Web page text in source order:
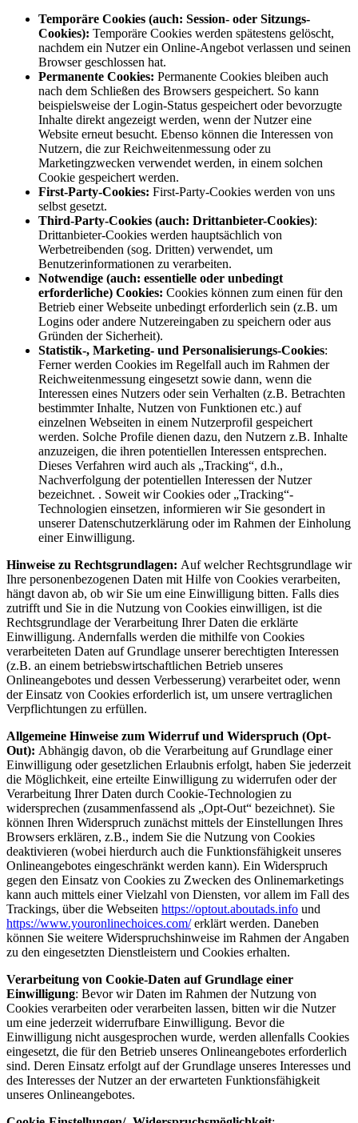
Temporäre Cookies (auch: Session- oder Sitzungs-
Cookies): Temporäre Cookies werden spätestens gelöscht,
nachdem ein Nutzer ein Online-Angebot verlassen und seinen
Browser geschlossen hat.
Permanente Cookies: Permanente Cookies bleiben auch
nach dem Schließen des Browsers gespeichert. So kann
beispielsweise der Login-Status gespeichert oder bevorzugte
Inhalte direkt angezeigt werden, wenn der Nutzer eine
Website erneut besucht. Ebenso können die Interessen von
Nutzern, die zur Reichweitenmessung oder zu
Marketingzwecken verwendet werden, in einem solchen
Cookie gespeichert werden.
First-Party-Cookies: First-Party-Cookies werden von uns
selbst gesetzt.
Third-Party-Cookies (auch: Drittanbieter-Cookies):
Drittanbieter-Cookies werden hauptsächlich von
Werbetreibenden (sog. Dritten) verwendet, um
Benutzerinformationen zu verarbeiten.
Notwendige (auch: essentielle oder unbedingt
erforderliche) Cookies: Cookies können zum einen für den
Betrieb einer Webseite unbedingt erforderlich sein (z.B. um
Logins oder andere Nutzereingaben zu speichern oder aus
Gründen der Sicherheit).
Statistik-, Marketing- und Personalisierungs-Cookies:
Ferner werden Cookies im Regelfall auch im Rahmen der
Reichweitenmessung eingesetzt sowie dann, wenn die
Interessen eines Nutzers oder sein Verhalten (z.B. Betrachten
bestimmter Inhalte, Nutzen von Funktionen etc.) auf
einzelnen Webseiten in einem Nutzerprofil gespeichert
werden. Solche Profile dienen dazu, den Nutzern z.B. Inhalte
anzuzeigen, die ihren potentiellen Interessen entsprechen.
Dieses Verfahren wird auch als „Tracking“, d.h.,
Nachverfolgung der potentiellen Interessen der Nutzer
bezeichnet. . Soweit wir Cookies oder „Tracking“-
Technologien einsetzen, informieren wir Sie gesondert in
unserer Datenschutzerklärung oder im Rahmen der Einholung
einer Einwilligung.
Hinweise zu Rechtsgrundlagen: Auf welcher Rechtsgrundlage wir
Ihre personenbezogenen Daten mit Hilfe von Cookies verarbeiten,
hängt davon ab, ob wir Sie um eine Einwilligung bitten. Falls dies
zutrifft und Sie in die Nutzung von Cookies einwilligen, ist die
Rechtsgrundlage der Verarbeitung Ihrer Daten die erklärte
Einwilligung. Andernfalls werden die mithilfe von Cookies
verarbeiteten Daten auf Grundlage unserer berechtigten Interessen
(z.B. an einem betriebswirtschaftlichen Betrieb unseres
Onlineangebotes und dessen Verbesserung) verarbeitet oder, wenn
der Einsatz von Cookies erforderlich ist, um unsere vertraglichen
Verpflichtungen zu erfüllen.
Allgemeine Hinweise zum Widerruf und Widerspruch (Opt-
Out): Abhängig davon, ob die Verarbeitung auf Grundlage einer
Einwilligung oder gesetzlichen Erlaubnis erfolgt, haben Sie jederzeit
die Möglichkeit, eine erteilte Einwilligung zu widerrufen oder der
Verarbeitung Ihrer Daten durch Cookie-Technologien zu
widersprechen (zusammenfassend als „Opt-Out“ bezeichnet). Sie
können Ihren Widerspruch zunächst mittels der Einstellungen Ihres
Browsers erklären, z.B., indem Sie die Nutzung von Cookies
deaktivieren (wobei hierdurch auch die Funktionsfähigkeit unseres
Onlineangebotes eingeschränkt werden kann). Ein Widerspruch
gegen den Einsatz von Cookies zu Zwecken des Onlinemarketings
kann auch mittels einer Vielzahl von Diensten, vor allem im Fall des
Trackings, über die Webseiten https://optout.aboutads.info und
https://www.youronlinechoices.com/erklärt werden. Daneben
können Sie weitere Widerspruchshinweise im Rahmen der Angaben
zu den eingesetzten Dienstleistern und Cookies erhalten.
Verarbeitung von Cookie-Daten auf Grundlage einer
Einwilligung: Bevor wir Daten im Rahmen der Nutzung von
Cookies verarbeiten oder verarbeiten lassen, bitten wir die Nutzer
um eine jederzeit widerrufbare Einwilligung. Bevor die
Einwilligung nicht ausgesprochen wurde, werden allenfalls Cookies
eingesetzt, die für den Betrieb unseres Onlineangebotes erforderlich
sind. Deren Einsatz erfolgt auf der Grundlage unseres Interesses und
des Interesses der Nutzer an der erwarteten Funktionsfähigkeit
unseres Onlineangebotes.